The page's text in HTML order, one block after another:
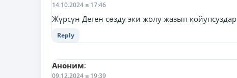
14.10.2024 в 17:46
Жүрсүн Деген сөзду эки жолу жазып койупсуздар
Reply
Аноним:
09.12.2024 в 19:39